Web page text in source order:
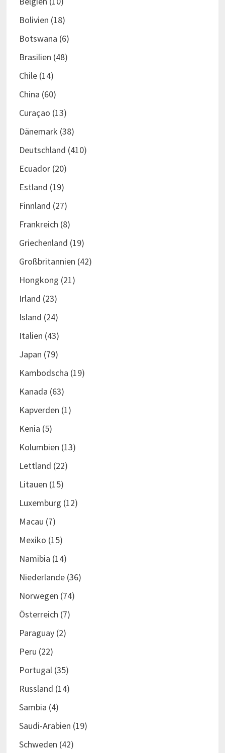
Bolivien (18)
Botswana (6)
Brasilien (48)
Chile(14)
China (60)
Curaçao (13)
Dänemark (38)
Deutschland (410)
Ecuador(20)
Estland (19)
Finnland (27)
Frankreich (8)
Griechenland (19)
Großbritannien (42)
Hongkong (21)
Irland (23)
Island (24)
Italien (43)
Japan (79)
Kambodscha (19)
Kanada (63)
Kapverden (1)
Kenia (5)
Kolumbien (13)
Lettland (22)
Litauen (15)
Luxemburg (12)
Macau (7)
Mexiko (15)
Namibia (14)
Niederlande(36)
Norwegen (74)
Österreich (7)
Paraguay(2)
Peru (22)
Portugal (35)
Russland (14)
Sambia (4)
Saudi-Arabien (19)
Schweden (42)